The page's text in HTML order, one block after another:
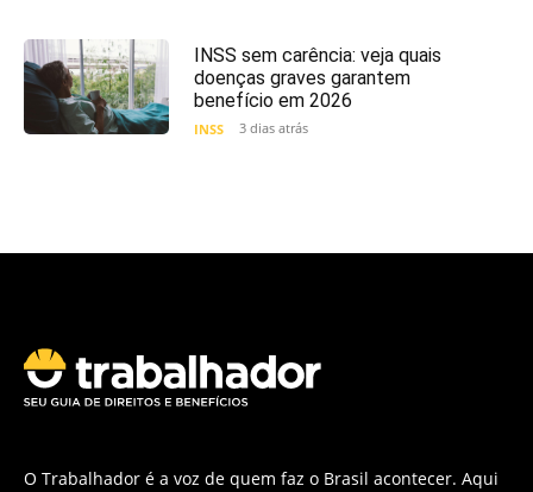
INSS sem carência: veja quais
doenças graves garantem
benefício em 2026
INSS 3 dias atrás
O Trabalhador é a voz de quem faz o Brasil acontecer. Aqui